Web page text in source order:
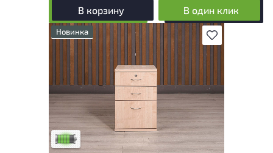
В корзину В один клик
В избранное
Новинка
У товара присутствуют незначительные
следы эксплуатации, не влияющие на
удобство его использования
Низкая степень износа